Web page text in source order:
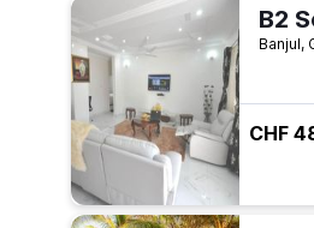
Banjul,
CHF